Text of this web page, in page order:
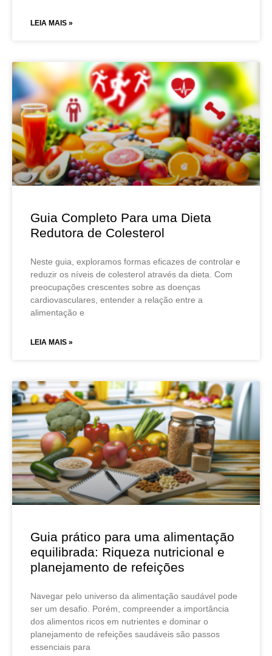
LEIA MAIS »
Guia Completo Para uma Dieta
Redutora de Colesterol
Neste guia, exploramos formas eficazes de controlar e
reduzir os níveis de colesterol através da dieta. Com
preocupações crescentes sobre as doenças
cardiovasculares, entender a relação entre a
alimentação e
LEIA MAIS »
Guia prático para uma alimentação
equilibrada: Riqueza nutricional e
planejamento de refeições
Navegar pelo universo da alimentação saudável pode
ser um desafio. Porém, compreender a importância
dos alimentos ricos em nutrientes e dominar o
planejamento de refeições saudáveis são passos
essenciais para